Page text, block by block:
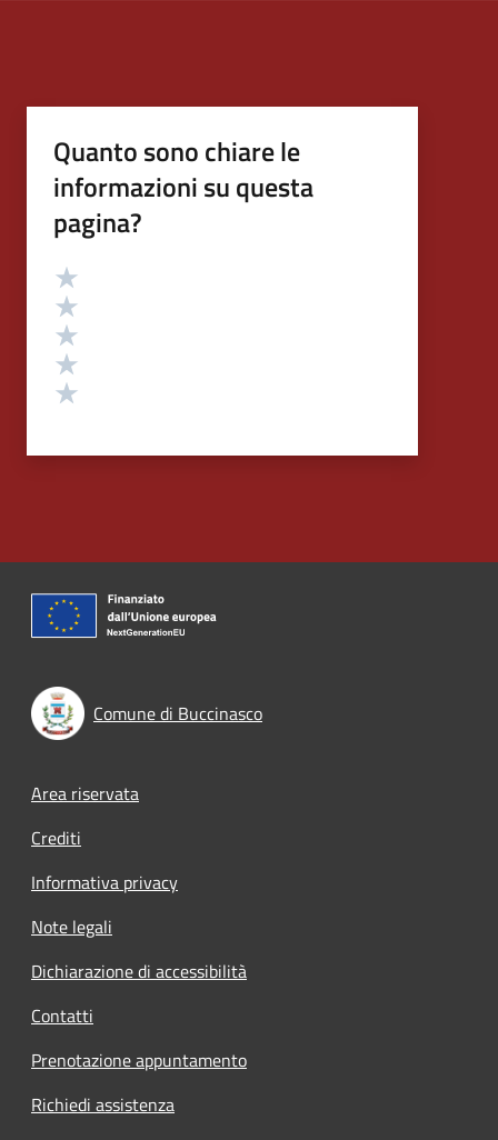
Quanto sono chiare le
informazioni su questa
pagina?
Valutazione
Comune di Buccinasco
Footer menu
Area riservata
Crediti
Informativa privacy
Note legali
Dichiarazione di accessibilità
Contatti
Prenotazione appuntamento
Richiedi assistenza